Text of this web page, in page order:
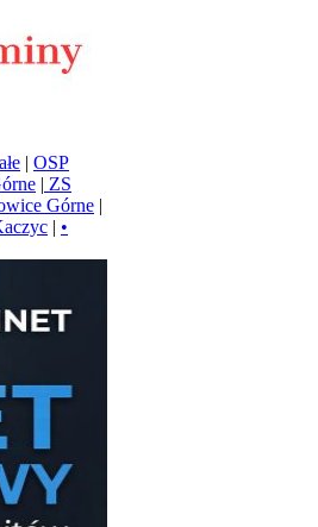
| OSP
| ZS
Górne |
| •